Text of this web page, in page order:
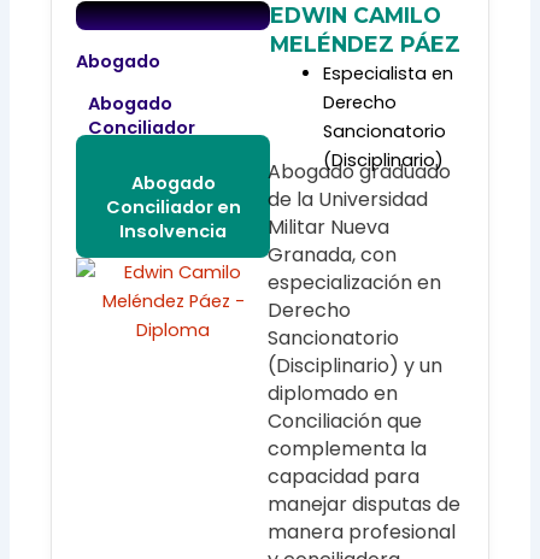
Abogado
Abogado
Conciliador
Abogado
Conciliador en
Insolvencia
EDWIN CAMILO
MELÉNDEZ PÁEZ
Especialista en
Derecho
Sancionatorio
(Disciplinario)
Abogado graduado
de la Universidad
Militar Nueva
Granada, con
especialización en
Derecho
Sancionatorio
(Disciplinario) y un
diplomado en
Conciliación que
complementa la
capacidad para
manejar disputas de
manera profesional